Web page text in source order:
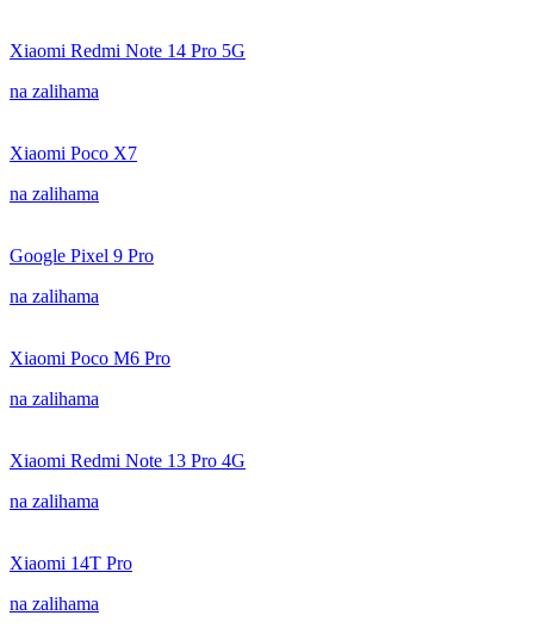
Xiaomi Redmi Note 14 Pro 5G
na zalihama
Xiaomi Poco X7
na zalihama
Google Pixel 9 Pro
na zalihama
Xiaomi Poco M6 Pro
na zalihama
Xiaomi Redmi Note 13 Pro 4G
na zalihama
Xiaomi 14T Pro
na zalihama